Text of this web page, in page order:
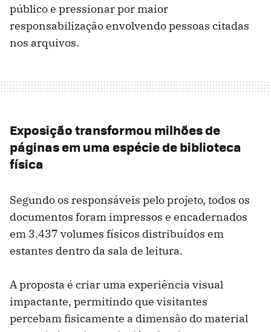
público e pressionar por maior
responsabilização envolvendo pessoas citadas
nos arquivos.
Exposição transformou milhões de
páginas em uma espécie de biblioteca
física
Segundo os responsáveis pelo projeto, todos os
documentos foram impressos e encadernados
em 3.437 volumes físicos distribuídos em
estantes dentro da sala de leitura.
A proposta é criar uma experiência visual
impactante, permitindo que visitantes
percebam fisicamente a dimensão do material